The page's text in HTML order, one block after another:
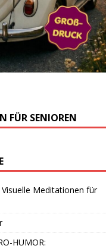
FÜR SENIOREN
Meditationen für
HUMOR: